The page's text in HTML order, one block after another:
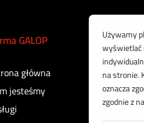
GALOP
główna
jesteśmy